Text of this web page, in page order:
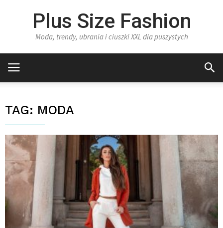
Plus Size Fashion
Moda, trendy, ubrania i ciuszki XXL dla puszystych
TAG: MODA